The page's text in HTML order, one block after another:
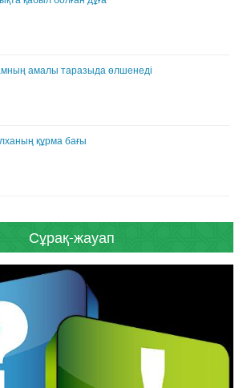
амалы таразыда өлшенеді
құрма бағы
Сұрақ-жауап